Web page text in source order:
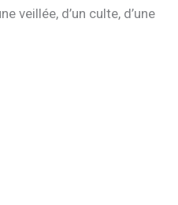
veillée, d’un culte, d’une